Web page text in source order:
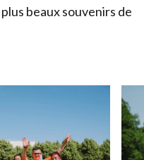
beaux souvenirs de